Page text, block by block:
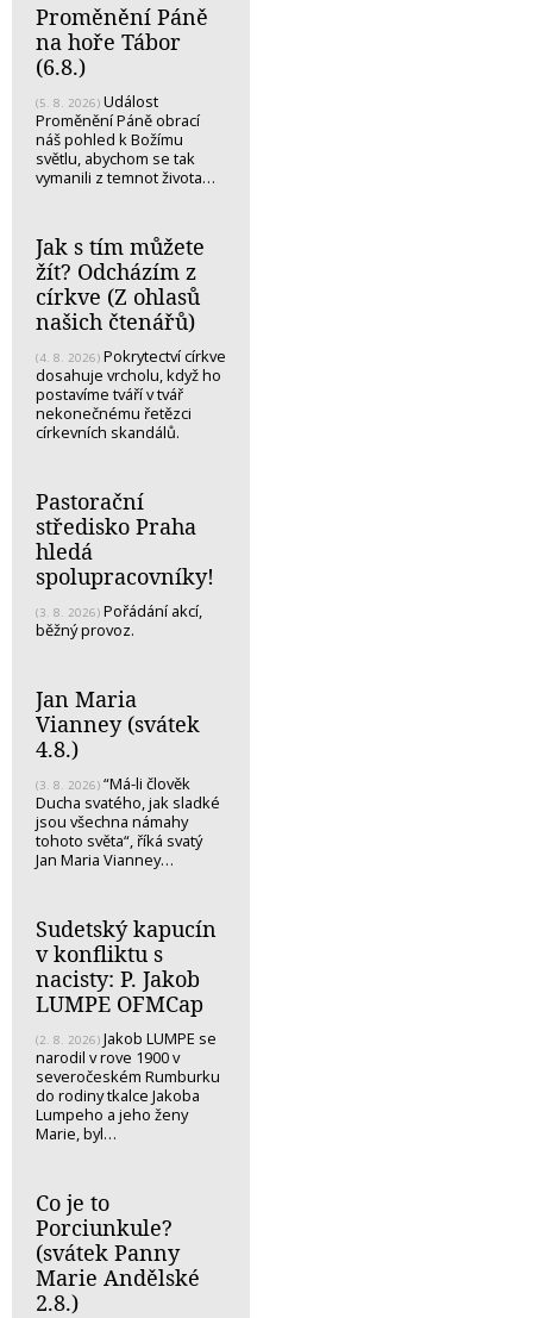
Proměnění Páně
na hoře Tábor
(6.8.)
(5. 8. 2026) Událost
Proměnění Páně obrací
náš pohled k Božímu
světlu, abychom se tak
vymanili z temnot života…
Jak s tím můžete
žít? Odcházím z
církve (Z ohlasů
našich čtenářů)
(4. 8. 2026) Pokrytectví církve
dosahuje vrcholu, když ho
postavíme tváří v tvář
nekonečnému řetězci
církevních skandálů.
Pastorační
středisko Praha
hledá
spolupracovníky!
(3. 8. 2026) Pořádání akcí,
běžný provoz.
Jan Maria
Vianney (svátek
4.8.)
(3. 8. 2026) “Má-li člověk
Ducha svatého, jak sladké
jsou všechna námahy
tohoto světa“, říká svatý
Jan Maria Vianney…
Sudetský kapucín
v konfliktu s
nacisty: P. Jakob
LUMPE OFMCap
(2. 8. 2026) Jakob LUMPE se
narodil v rove 1900 v
severočeském Rumburku
do rodiny tkalce Jakoba
Lumpeho a jeho ženy
Marie, byl…
Co je to
Porciunkule?
(svátek Panny
Marie Andělské
2.8.)